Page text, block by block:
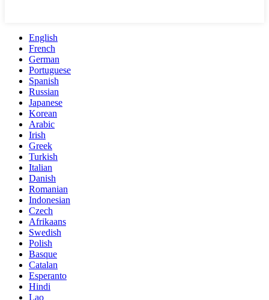
English
French
German
Portuguese
Spanish
Russian
Japanese
Korean
Arabic
Irish
Greek
Turkish
Italian
Danish
Romanian
Indonesian
Czech
Afrikaans
Swedish
Polish
Basque
Catalan
Esperanto
Hindi
Lao